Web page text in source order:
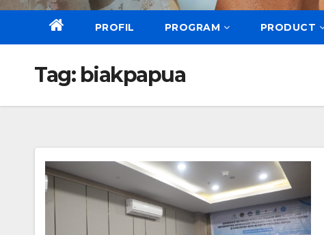
PROFIL PROGRAM PRODUCT
Tag: biakpapua